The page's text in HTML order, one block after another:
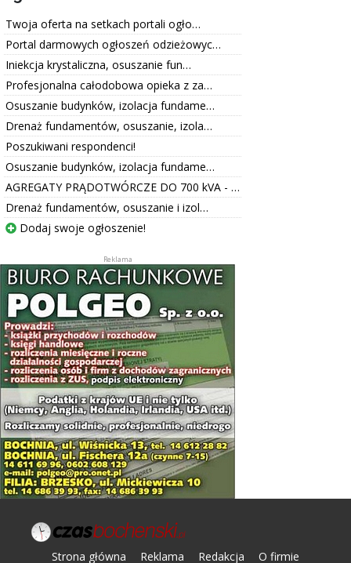
Twoja oferta na setkach portali ogło…
Portal darmowych ogłoszeń odzieżowyc…
Iniekcja krystaliczna, osuszanie fun…
Profesjonalna całodobowa opieka z za…
Osuszanie budynków, izolacja fundame…
Drenaż fundamentów, osuszanie, izola…
Poszukiwani respondenci!
Osuszanie budynków, izolacja fundame…
AGREGATY PRĄDOTWÓRCZE DO 700 kVA - …
Drenaż fundamentów, osuszanie i izol…
Dodaj swoje ogłoszenie!
Strona główna Reklama Redakcja O firmie